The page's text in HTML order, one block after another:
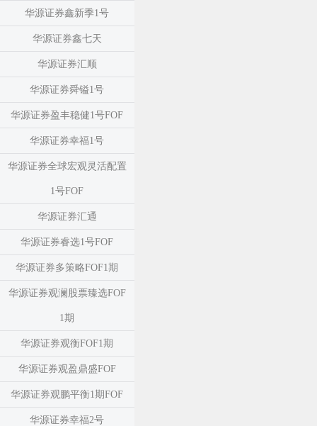
华源证券鑫新季1号
华源证券鑫七天
华源证券汇顺
华源证券舜镒1号
华源证券盈丰稳健1号FOF
华源证券幸福1号
华源证券全球宏观灵活配置
1号FOF
华源证券汇通
华源证券睿选1号FOF
华源证券多策略FOF1期
华源证券观澜股票臻选FOF
1期
华源证券观衡FOF1期
华源证券观盈鼎盛FOF
华源证券观鹏平衡1期FOF
华源证券幸福2号